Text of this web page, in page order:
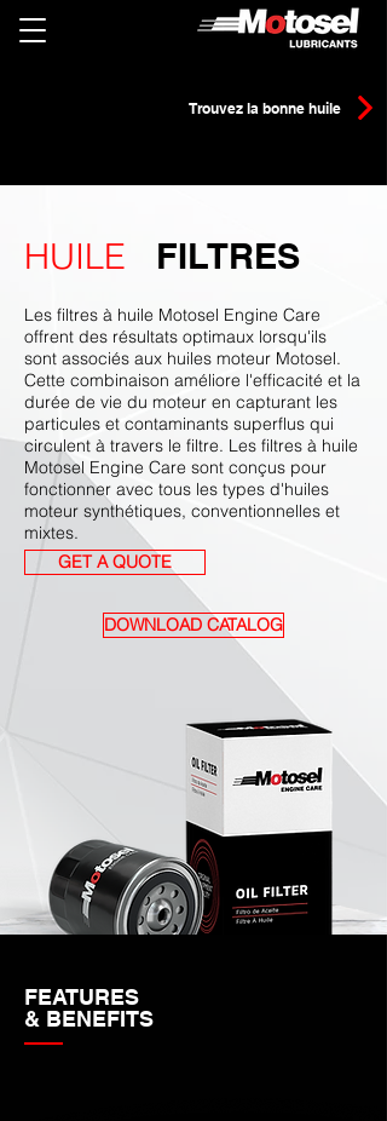
Trouvez la bonne huile
HUILE FILTRES
Les filtres à huile Motosel Engine Care
offrent des résultats optimaux lorsqu'ils
sont associés aux huiles moteur Motosel.
Cette combinaison améliore l'efficacité et la
durée de vie du moteur en capturant les
particules et contaminants superflus qui
circulent à travers le filtre. Les filtres à huile
Motosel Engine Care sont conçus pour
fonctionner avec tous les types d'huiles
moteur synthétiques, conventionnelles et
mixtes.
GET A QUOTE
DOWNLOAD CATALOG
FEATURES
& BENEFITS